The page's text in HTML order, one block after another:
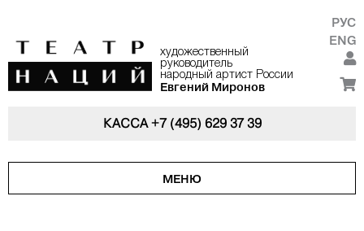
художественный
руководитель
народный артист России
Евгений Миронов
РУС
ENG
КАССА+7 (495) 629 37 39
МЕНЮ